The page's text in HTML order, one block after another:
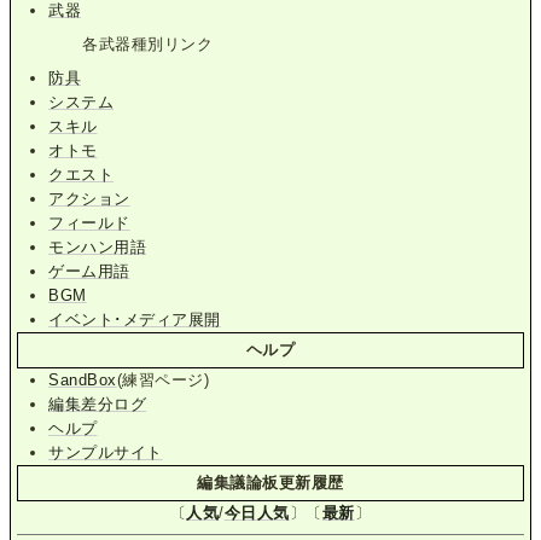
武器
各武器種別リンク
防具
システム
スキル
オトモ
クエスト
アクション
フィールド
モンハン用語
ゲーム用語
BGM
イベント･メディア展開
ヘルプ
SandBox(練習ページ)
編集差分ログ
ヘルプ
サンプルサイト
編集議論板更新履歴
〔 人気/今日人気 〕〔 最新 〕